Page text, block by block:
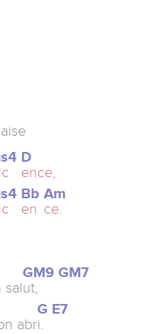
D
ence,
Bb Am
en ce.
GM9 GM7
salut,
G E7
abri.